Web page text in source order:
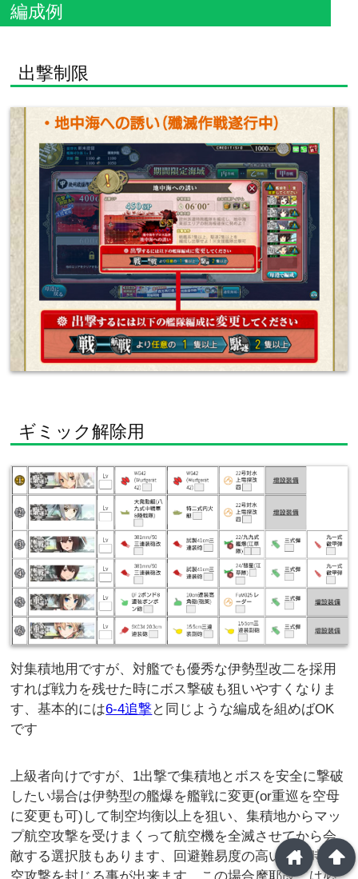
編成例
出撃制限
ギミック解除用
対集積地用ですが、対艦でも優秀な伊勢型改二を採用
すれば戦力を残せた時にボス撃破も狙いやすくなりま
す、基本的には6-4追撃と同じような編成を組めばOK
です
上級者向けですが、1出撃で集積地とボスを安全に撃破
したい場合は伊勢型の艦爆を艦戦に変更(or重巡を空母
に変更も可)して制空均衡以上を狙い、集積地からマッ
プ航空攻撃を受けまくって航空機を全滅させてから会
敵する選択肢もあります、回避難易度の高い砲戦時航
空攻撃を封じる事が出来ます、この場合摩耶改二は必
arrowup
home